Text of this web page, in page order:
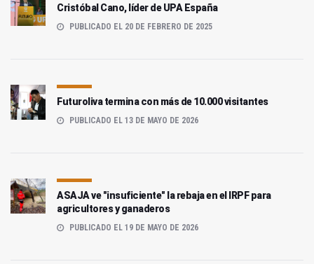
Cristóbal Cano, líder de UPA España
PUBLICADO EL 20 DE FEBRERO DE 2025
Futuroliva termina con más de 10.000 visitantes
PUBLICADO EL 13 DE MAYO DE 2026
ASAJA ve "insuficiente" la rebaja en el IRPF para
agricultores y ganaderos
PUBLICADO EL 19 DE MAYO DE 2026